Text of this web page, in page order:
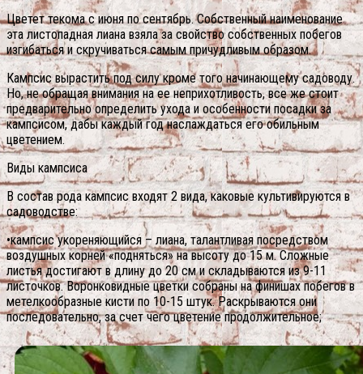
Цветет текома с июня по сентябрь. Собственный наименование
эта листопадная лиана взяла за свойство собственных побегов
изгибаться и скручиваться самым причудливым образом.
Кампсис вырастить под силу кроме того начинающему садоводу.
Но, не обращая внимания на ее неприхотливость, все же стоит
предварительно определить ухода и особенности посадки за
кампсисом, дабы каждый год наслаждаться его обильным
цветением.
Виды кампсиса
В состав рода кампсис входят 2 вида, каковые культивируются в
садоводстве:
•кампсис укореняющийся – лиана, талантливая посредством
воздушных корней «подняться» на высоту до 15 м. Сложные
листья достигают в длину до 20 см и складываются из 9-11
листочков.Воронковидные цветки собраны на финишах побегов в
метелкообразные кисти по 10-15 штук. Раскрываются они
последовательно, за счет чего цветение продолжительное;